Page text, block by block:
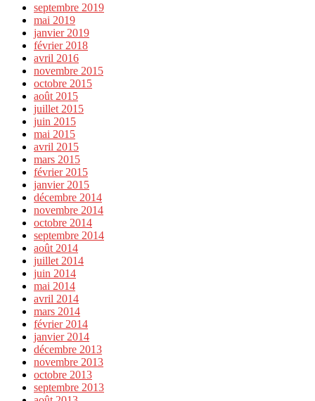
septembre 2019
mai 2019
janvier 2019
février 2018
avril 2016
novembre 2015
octobre 2015
août 2015
juillet 2015
juin 2015
mai 2015
avril 2015
mars 2015
février 2015
janvier 2015
décembre 2014
novembre 2014
octobre 2014
septembre 2014
août 2014
juillet 2014
juin 2014
mai 2014
avril 2014
mars 2014
février 2014
janvier 2014
décembre 2013
novembre 2013
octobre 2013
septembre 2013